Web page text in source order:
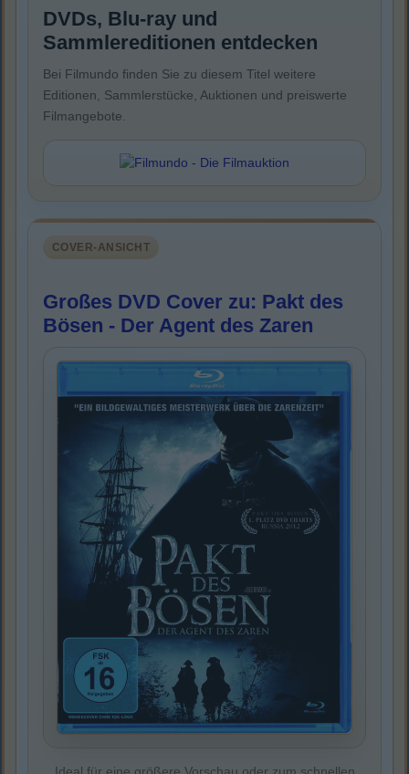
DVDs, Blu-ray und
Sammlereditionen entdecken
Bei Filmundo finden Sie zu diesem Titel weitere
Editionen, Sammlerstücke, Auktionen und preiswerte
Filmangebote.
COVER-ANSICHT
Großes DVD Cover zu: Pakt des
Bösen - Der Agent des Zaren
Ideal für eine größere Vorschau oder zum schnellen